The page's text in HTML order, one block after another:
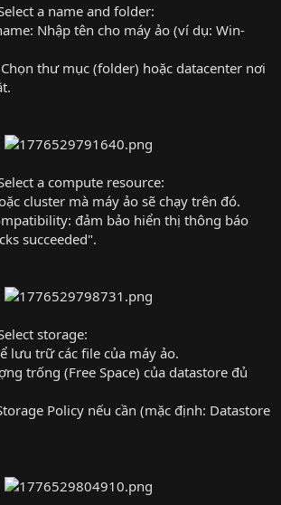
a name and folder:
Nhập tên cho máy ảo (ví dụ: Win-
thư mục (folder) hoặc datacenter nơi
a compute resource:
cluster mà máy ảo sẽ chạy trên đó.
đảm bảo hiển thị thông báo
succeeded".
storage:
lưu trữ các file của máy ảo.
trống (Free Space) của datastore đủ
Policy nếu cần (mặc định: Datastore